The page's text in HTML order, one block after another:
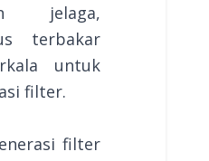
jelaga,
terbakar
untuk
filter.
filter